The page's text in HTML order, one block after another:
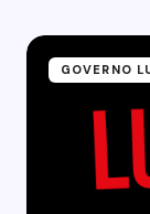
GOVERNO